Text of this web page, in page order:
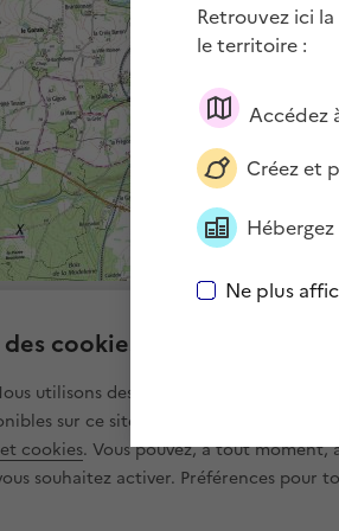
cookies sur
utilisons des cookies pour améliorer
sur ce site. Pour en savoir plus,
cookies. Vous pouvez, à tout moment,
souhaitez activer. Préférences pour
Retrouvez ici
le territoire :
Accédez
Créez et
Ne plus